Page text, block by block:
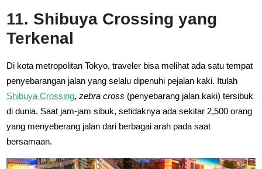
11. Shibuya Crossing yang
Terkenal
Di kota metropolitan Tokyo, traveler bisa melihat ada satu tempat
penyebarangan jalan yang selalu dipenuhi pejalan kaki. Itulah
Shibuya Crossing,zebra cross (penyebarang jalan kaki) tersibuk
di dunia. Saat jam-jam sibuk, setidaknya ada sekitar 2,500 orang
yang menyeberang jalan dari berbagai arah pada saat
bersamaan.